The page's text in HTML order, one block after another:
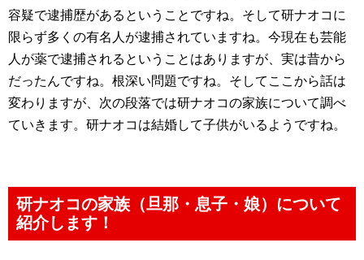
容疑で逮捕歴があるということですね。そして研ナオコに
限らず多くの有名人が逮捕されていますね。今現在も芸能
人が薬で逮捕されるということはありますが、実は昔から
だったんですね。根深い問題ですね。そしてここから話は
変わりますが、次の段落では研ナオコの家族について調べ
ていきます。研ナオコは結婚して子供がいるようですね。
研ナオコの家族（旦那・息子・娘）について
紹介します！